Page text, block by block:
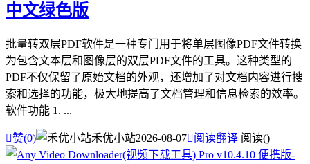
中文绿色版
批量转双层PDF软件是一种专门用于将单层图像PDF文件转换
为包含文本层和图像层的双层PDF文件的工具。这种类型的
PDF不仅保留了原始文档的外观，还增加了对文档内容进行搜
索和选择的功能，极大地提高了文档管理和信息检索的效率。
软件功能 1. ...
赞(0) 禾优小站2026-08-07阅读翻译 阅读()